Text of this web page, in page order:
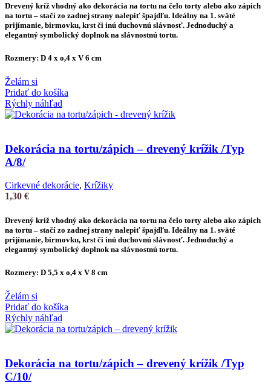
Drevený kríž vhodný ako dekorácia na tortu na čelo torty alebo ako zápich
na tortu – stačí zo zadnej strany nalepiť špajdľu. Ideálny na 1. sväté
prijímanie, birmovku, krst či inú duchovnú slávnosť. Jednoduchý a
elegantný symbolický doplnok na slávnostnú tortu.
Rozmery: D 4 x o,4 x V 6 cm
Želám si
Pridať do košíka
Rýchly náhľad
Dekorácia na tortu/zápich – drevený krížik /Typ
A/8/
Cirkevné dekorácie, Krížiky
1,30 €
Drevený kríž vhodný ako dekorácia na tortu na čelo torty alebo ako zápich
na tortu – stačí zo zadnej strany nalepiť špajdľu. Ideálny na 1. sväté
prijímanie, birmovku, krst či inú duchovnú slávnosť. Jednoduchý a
elegantný symbolický doplnok na slávnostnú tortu.
Rozmery: D 5,5 x o,4 x V 8 cm
Želám si
Pridať do košíka
Rýchly náhľad
Dekorácia na tortu/zápich – drevený krížik /Typ
C/10/